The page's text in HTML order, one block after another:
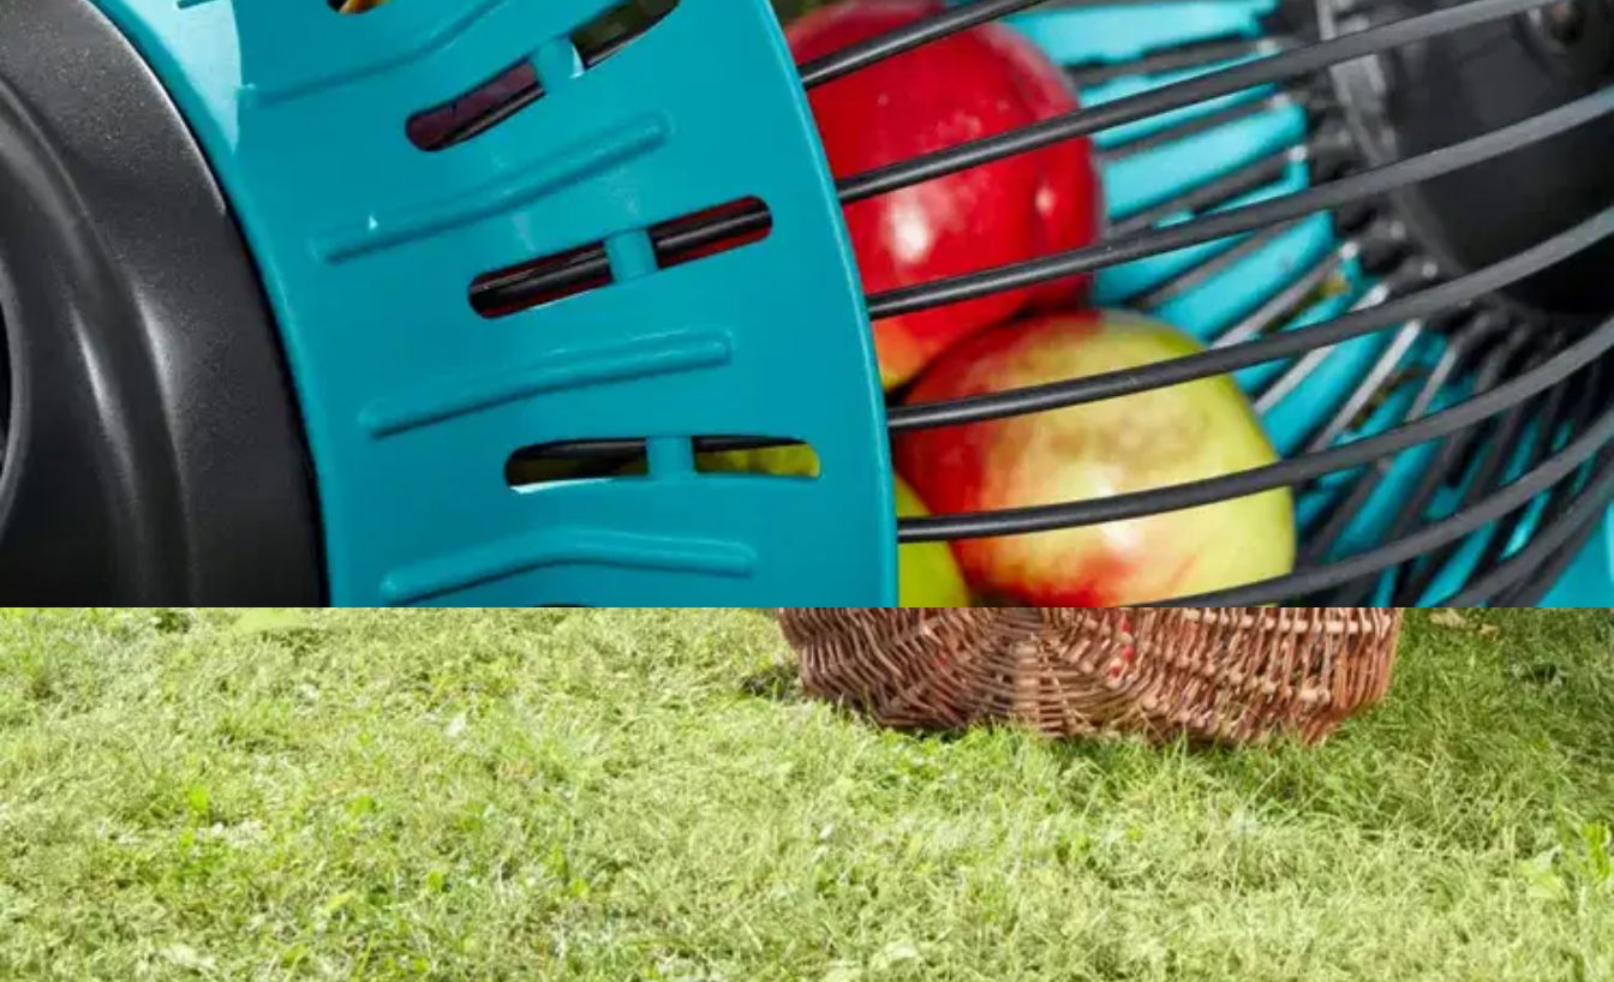
Gardena
Gardena Combisystem hedelmäpoimuri + varsi
Tuotearvioiden keskiarvo4,8/5
(6)arviota
66,45 €
Asiakasomistajahinta
Hinta ilman S-Etukorttia: 69,95 €